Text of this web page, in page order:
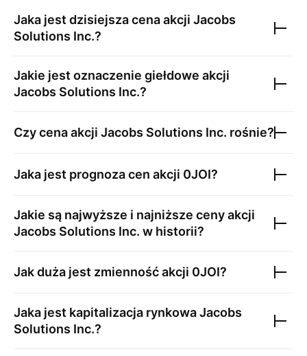
Jaka jest dzisiejsza cena akcji Jacobs
Solutions Inc.?
Jakie jest oznaczenie giełdowe akcji
Jacobs Solutions Inc.?
Czy cena akcji Jacobs Solutions Inc. rośnie?
Jaka jest prognoza cen akcji 0JOI?
Jakie są najwyższe i najniższe ceny akcji
Jacobs Solutions Inc. w historii?
Jak duża jest zmienność akcji 0JOI?
Jaka jest kapitalizacja rynkowaJacobs
Solutions Inc.?